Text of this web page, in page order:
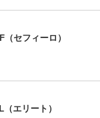
セフィーロ）
エリート）